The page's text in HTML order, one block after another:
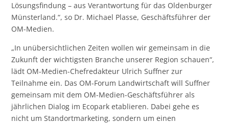
Lösungsfindung – aus Verantwortung für das Oldenburger
Münsterland.“, so Dr. Michael Plasse, Geschäftsführer der
OM-Medien.
„In unübersichtlichen Zeiten wollen wir gemeinsam in die
Zukunft der wichtigsten Branche unserer Region schauen“,
lädt OM-Medien-Chefredakteur Ulrich Suffner zur
Teilnahme ein. Das OM-Forum Landwirtschaft will Suffner
gemeinsam mit dem OM-Medien-Geschäftsführer als
jährlichen Dialog im Ecopark etablieren. Dabei gehe es
nicht um Standortmarketing, sondern um einen